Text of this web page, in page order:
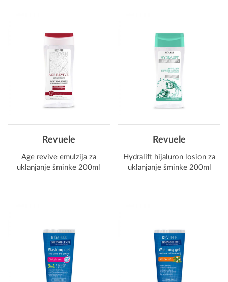
Revuele
Age revive emulzija za
uklanjanje šminke 200ml
Revuele
Hydralift hijaluron losion za
uklanjanje šminke 200ml